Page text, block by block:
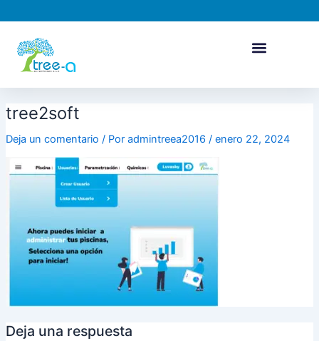
al
contenido
tree2soft
Deja un comentario / Por admintreea2016 / enero 22, 2024
Deja una respuesta